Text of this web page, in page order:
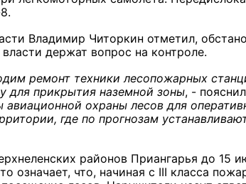
Владимир Читоркин отметил,
держат вопрос на контроле.
ремонт техники лесопожарных
для прикрытия наземной зоны, -
охраны лесов для
где по прогнозам
районов Приангарья до 15
что, начиная с III класса